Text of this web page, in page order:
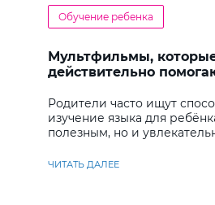
Обучение ребенка
Мультфильмы,
действительно
Родители часто ищут
изучение языка для
полезным, но и
ЧИТАТЬ ДАЛЕЕ